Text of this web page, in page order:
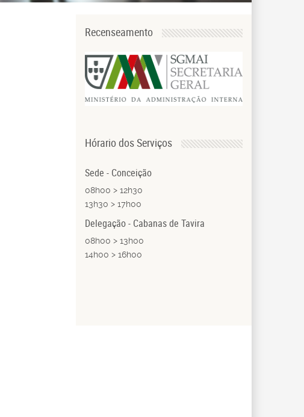
Recenseamento
Hórario dos Serviços
Sede - Conceição
08h00 > 12h30
13h30 > 17h00
Delegação - Cabanas de Tavira
08h00 > 13h00
14h00 > 16h00